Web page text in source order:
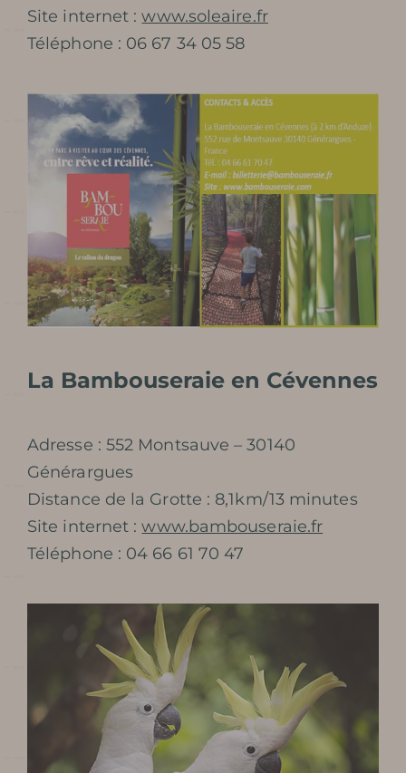
Site internet :www.soleaire.fr
Téléphone : 06 67 34 05 58
La Bambouseraie en Cévennes
Adresse : 552 Montsauve – 30140
Générargues
Distance de la Grotte : 8,1km/13 minutes
Site internet :www.bambouseraie.fr
Téléphone : 04 66 61 70 47